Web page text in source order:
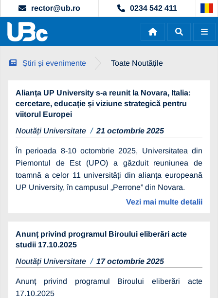
rector@ub.ro 0234 542 411
Știri și evenimente Toate Noutățile
Alianța UP University s-a reunit la Novara, Italia:
cercetare, educație și viziune strategică pentru
viitorul Europei
Noutăți Universitate
21 octombrie 2025
În perioada 8-10 octombrie 2025, Universitatea din
Piemontul de Est (UPO) a găzduit reuniunea de
toamnă a celor 11 universități din alianța europeană
UP University, în campusul „Perrone” din Novara.
Vezi mai multe detalii
Anunț privind programul Biroului eliberări acte
studii 17.10.2025
Noutăți Universitate
17 octombrie 2025
Anunț privind programul Biroului eliberări acte
17.10.2025